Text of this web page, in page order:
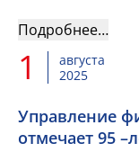
Подробнее…
1
августа
2025
Управление
отмечает 95